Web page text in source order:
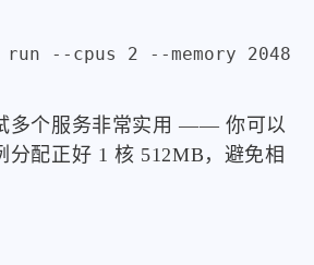
多个服务非常实用 —— 你可以
分配正好 1 核 512MB，避免相